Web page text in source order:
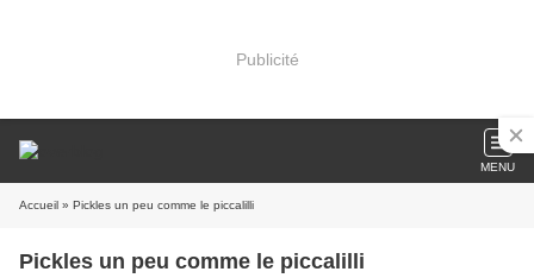
Publicité
MENU
Accueil » Pickles un peu comme le piccalilli
Pickles un peu comme le piccalilli